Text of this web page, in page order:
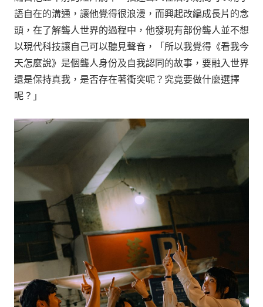
語自在的溝通，讓他覺得很浪漫，而興起改編成長片的念
頭，在了解聾人世界的過程中，他發現有部份聾人並不想
以現代科技讓自己可以聽見聲音，「所以我覺得《看我今
天怎麼說》是個聾人身份及自我認同的故事，要融入世界
還是保持真我，是否存在著衝突呢？究竟要做什麼選擇
呢？」